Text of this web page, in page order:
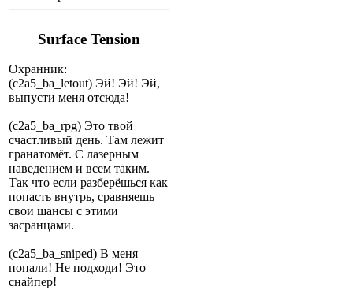
Surface Tension
Охранник:
(c2a5_ba_letout) Эй! Эй! Эй,
выпусти меня отсюда!
(c2a5_ba_rpg) Это твой
счастливый день. Там лежит
гранатомёт. С лазерным
наведением и всем таким.
Так что если разберёшься как
попасть внутрь, сравняешь
свои шансы с этими
засранцами.
(c2a5_ba_sniped) В меня
попали! Не подходи! Это
снайпер!